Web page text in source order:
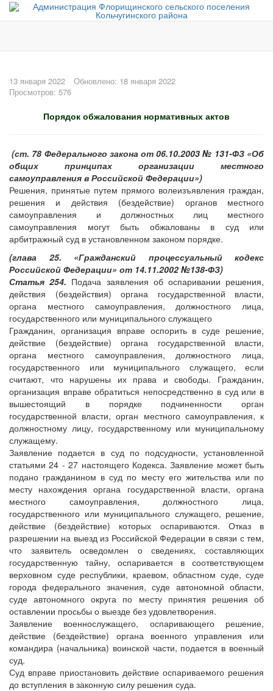
13 января 2022
Обновлено: 18 января 2022
Просмотров: 576
Порядок обжалования нормативных актов
(ст. 78 Федерального закона от 06.10.2003 № 131-ФЗ «Об
общих принципах организации местного
самоуправления в Российской Федерации»)
Решения, принятые путем прямого волеизъявления граждан,
решения и действия (бездействие) органов местного
самоуправления и должностных лиц местного
самоуправления могут быть обжалованы в суд или
арбитражный суд в установленном законом порядке.
(глава 25. «Гражданский процессуальный кодекс
Российской Федерации» от 14.11.2002 №138-ФЗ)
Статья 254. Подача заявления об оспаривании решения,
действия (бездействия) органа государственной власти,
органа местного самоуправления, должностного лица,
государственного или муниципального служащего
Гражданин, организация вправе оспорить в суде решение,
действие (бездействие) органа государственной власти,
органа местного самоуправления, должностного лица,
государственного или муниципального служащего, если
считают, что нарушены их права и свободы. Гражданин,
организация вправе обратиться непосредственно в суд или в
вышестоящий в порядке подчиненности орган
государственной власти, орган местного самоуправления, к
должностному лицу, государственному или муниципальному
служащему.
Заявление подается в суд по подсудности, установленной
статьями 24 - 27 настоящего Кодекса. Заявление может быть
подано гражданином в суд по месту его жительства или по
месту нахождения органа государственной власти, органа
местного самоуправления, должностного лица,
государственного или муниципального служащего, решение,
действие (бездействие) которых оспариваются. Отказ в
разрешении на выезд из Российской Федерации в связи с тем,
что заявитель осведомлен о сведениях, составляющих
государственную тайну, оспаривается в соответствующем
верховном суде республики, краевом, областном суде, суде
города федерального значения, суде автономной области,
суде автономного округа по месту принятия решения об
оставлении просьбы о выезде без удовлетворения.
Заявление военнослужащего, оспаривающего решение,
действие (бездействие) органа военного управления или
командира (начальника) воинской части, подается в военный
суд.
Суд вправе приостановить действие оспариваемого решения
до вступления в законную силу решения суда.